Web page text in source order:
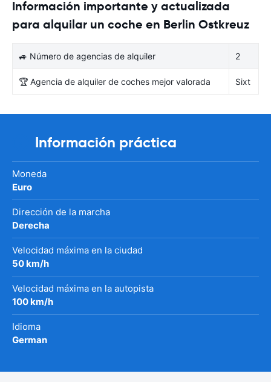
Información importante y actualizada
para alquilar un coche en Berlin Ostkreuz
🚙 Número de agencias de alquiler 2
🏆 Agencia de alquiler de coches mejor valorada Sixt
Información práctica
Moneda
Euro
Dirección de la marcha
Derecha
Velocidad máxima en la ciudad
50 km/h
Velocidad máxima en la autopista
100 km/h
Idioma
German